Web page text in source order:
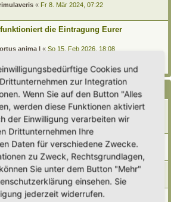
« Fr 8. Mär 2024, 07:22
die Eintragung Eurer
anima l « So 15. Feb 2026, 18:08
Themen
«So 3. Mär 2024, 16:58
Do 15. Feb 2024, 18:07
«Do 15. Feb 2024, 18:06
Cookies und
zur Integration
Wenn Sie auf den Button "Alles
werden diese Funktionen aktiviert
der Einwilligung verarbeiten wir
Drittunternehmen Ihre
Daten für verschiedene Zwecke.
zu Zweck, Rechtsgrundlagen,
Sie unter dem Button "Mehr"
einsehen. Sie
jederzeit widerrufen.